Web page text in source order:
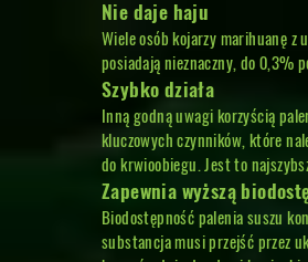
Nie daje haju
Wiele osób kojarzy marihuanę z
posiadają nieznaczny, do 0,3%
Szybko działa
Inną godną uwagi korzyścią
kluczowych czynników, które
do krwioobiegu. Jest to
Zapewnia wyższą
Biodostępność palenia suszu
substancja musi przejść przez